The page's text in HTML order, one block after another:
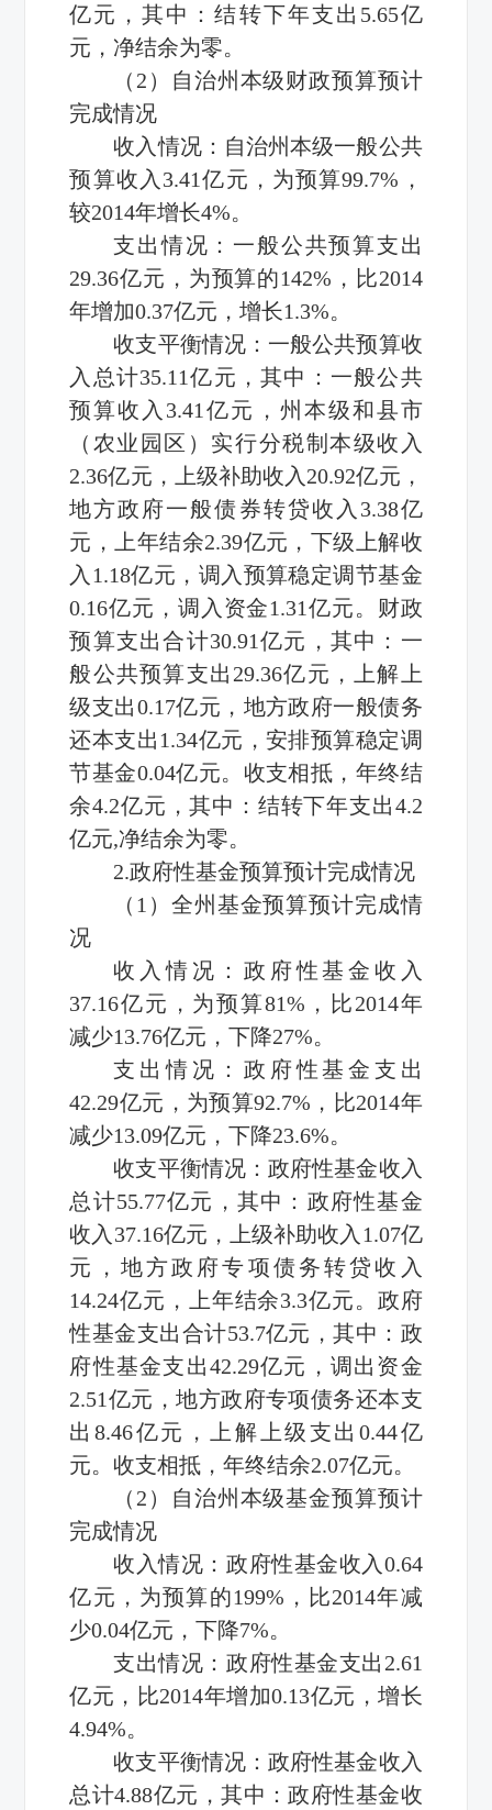
亿元，其中：结转下年支出5.65亿
元，净结余为零。
（2）自治州本级财政预算预计
完成情况
收入情况：自治州本级一般公共
预算收入3.41亿元，为预算99.7%，
较2014年增长4%。
支出情况：一般公共预算支出
29.36亿元，为预算的142%，比2014
年增加0.37亿元，增长1.3%。
收支平衡情况：一般公共预算收
入总计35.11亿元，其中：一般公共
预算收入3.41亿元，州本级和县市
（农业园区）实行分税制本级收入
2.36亿元，上级补助收入20.92亿元，
地方政府一般债券转贷收入3.38亿
元，上年结余2.39亿元，下级上解收
入1.18亿元，调入预算稳定调节基金
0.16亿元，调入资金1.31亿元。财政
预算支出合计30.91亿元，其中：一
般公共预算支出29.36亿元，上解上
级支出0.17亿元，地方政府一般债务
还本支出1.34亿元，安排预算稳定调
节基金0.04亿元。收支相抵，年终结
余4.2亿元，其中：结转下年支出4.2
亿元,净结余为零。
2.政府性基金预算预计完成情况
（1）全州基金预算预计完成情
况
收入情况：政府性基金收入
37.16亿元，为预算81%，比2014年
减少13.76亿元，下降27%。
支出情况：政府性基金支出
42.29亿元，为预算92.7%，比2014年
减少13.09亿元，下降23.6%。
收支平衡情况：政府性基金收入
总计55.77亿元，其中：政府性基金
收入37.16亿元，上级补助收入1.07亿
元，地方政府专项债务转贷收入
14.24亿元，上年结余3.3亿元。政府
性基金支出合计53.7亿元，其中：政
府性基金支出42.29亿元，调出资金
2.51亿元，地方政府专项债务还本支
出8.46亿元，上解上级支出0.44亿
元。收支相抵，年终结余2.07亿元。
（2）自治州本级基金预算预计
完成情况
收入情况：政府性基金收入0.64
亿元，为预算的199%，比2014年减
少0.04亿元，下降7%。
支出情况：政府性基金支出2.61
亿元，比2014年增加0.13亿元，增长
4.94%。
收支平衡情况：政府性基金收入
总计4.88亿元，其中：政府性基金收